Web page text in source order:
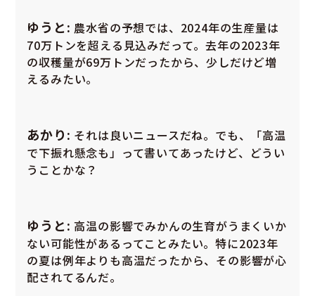
ゆうと: 農水省の予想では、2024年の生産量は
70万トンを超える見込みだって。去年の2023年
の収穫量が69万トンだったから、少しだけど増
えるみたい。
あかり: それは良いニュースだね。でも、「高温
で下振れ懸念も」って書いてあったけど、どうい
うことかな？
ゆうと: 高温の影響でみかんの生育がうまくいか
ない可能性があるってことみたい。特に2023年
の夏は例年よりも高温だったから、その影響が心
配されてるんだ。